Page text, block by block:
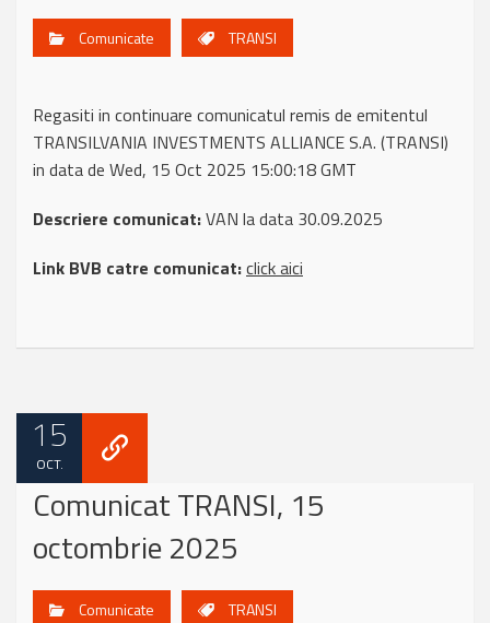
Comunicate TRANSI
Regasiti in continuare comunicatul remis de emitentul
TRANSILVANIA INVESTMENTS ALLIANCE S.A. (TRANSI)
in data de Wed, 15 Oct 2025 15:00:18 GMT
Descriere comunicat:VAN la data 30.09.2025
Link BVB catre comunicat:click aici
15
OCT.
Comunicat TRANSI, 15
octombrie 2025
Comunicate TRANSI